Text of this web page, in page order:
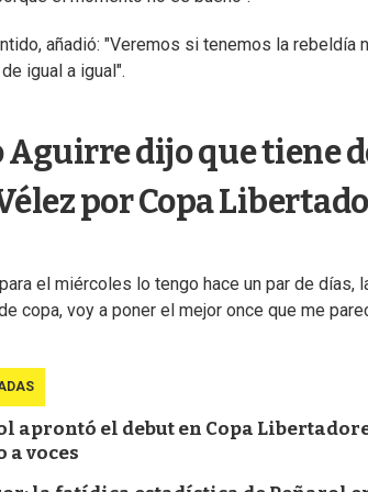
añadió: "Veremos si tenemos la rebeldía
igual a igual".
Aguirre dijo que tiene
por Copa
el miércoles lo tengo hace un par de días,
copa, voy a poner el mejor once que me
aprontó el debut en Copa
a voces